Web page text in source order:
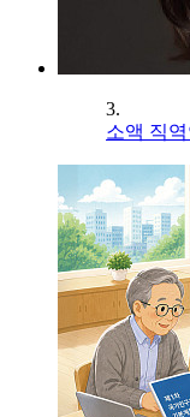
3.
소액 직